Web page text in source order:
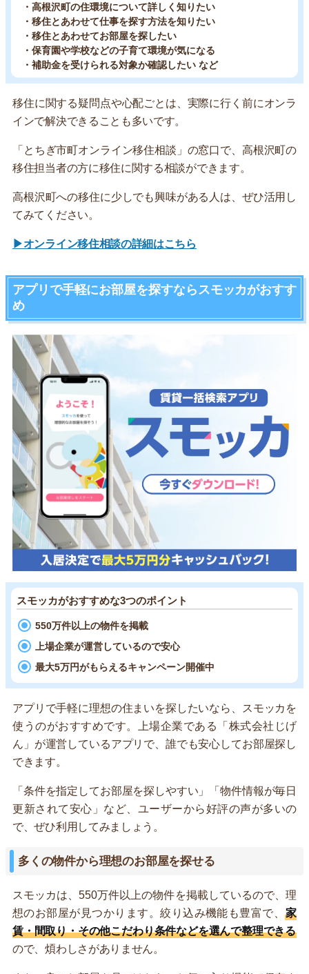
・高根沢町の住環境について詳しく知りたい
・移住とあわせて仕事を探す方法を知りたい
・移住とあわせてお部屋を探したい
・保育園や学校などの子育て環境が気になる
・補助金を受けられる対象か確認したい など
移住に関する疑問点や心配ごとは、実際に行く前にオンラ
インで解決できることも多いです。
「とちぎ市町オンライン移住相談」の窓口で、高根沢町の
移住担当者の方に移住に関する相談ができます。
高根沢町への移住に少しでも興味がある人は、ぜひ活用し
てみてください。
▶オンライン移住相談の詳細はこちら
アプリで手軽にお部屋を探すならスモッカがおすす
め
スモッカがおすすめな3つのポイント
550万件以上の物件を掲載
上場企業が運営しているので安心
最大5万円がもらえるキャンペーン開催中
アプリで手軽に理想の住まいを探したいなら、スモッカを
使うのがおすすめです。上場企業である「株式会社じげ
ん」が運営しているアプリで、誰でも安心してお部屋探し
できます。
「条件を指定してお部屋を探しやすい」「物件情報が毎日
更新されて安心」など、ユーザーから好評の声が多いの
で、ぜひ利用してみましょう。
多くの物件から理想のお部屋を探せる
スモッカは、550万件以上の物件を掲載しているので、理
想のお部屋が見つかります。絞り込み機能も豊富で、家
賃・間取り・その他こだわり条件などを選んで整理できる
ので、煩わしさがありません。